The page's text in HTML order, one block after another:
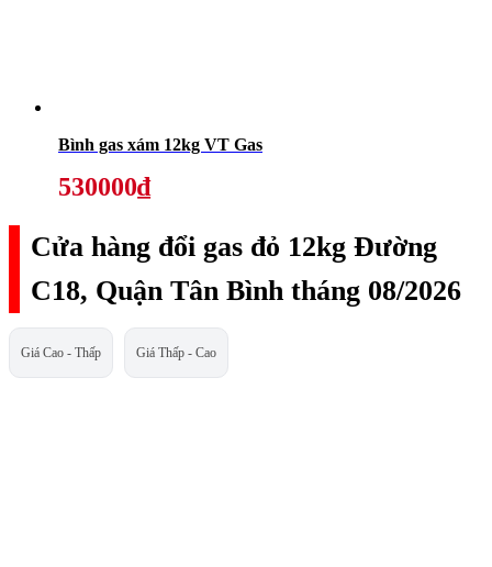
Bình gas xám 12kg VT Gas
530000₫
Cửa hàng đổi gas đỏ 12kg Đường
C18, Quận Tân Bình tháng 08/2026
Giá Cao - Thấp Giá Thấp - Cao